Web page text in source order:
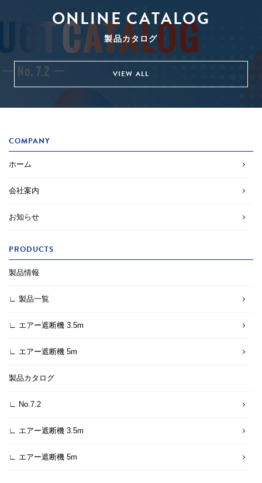
ONLINE CATALOG
製品カタログ
VIEW ALL
COMPANY
ホーム
会社案内
お知らせ
PRODUCTS
製品情報
∟ 製品一覧
∟ エアー遮断機 3.5m
∟ エアー遮断機 5m
製品カタログ
∟ No.7.2
∟ エアー遮断機 3.5m
∟ エアー遮断機 5m